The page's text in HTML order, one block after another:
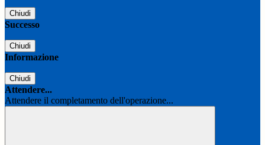
Chiudi
Successo
Chiudi
Informazione
Chiudi
Attendere...
Attendere il completamento dell'operazione...